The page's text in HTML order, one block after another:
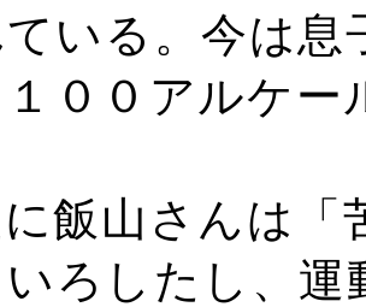
いる。今は息
００アルケー
飯山さんは「
いろしたし、